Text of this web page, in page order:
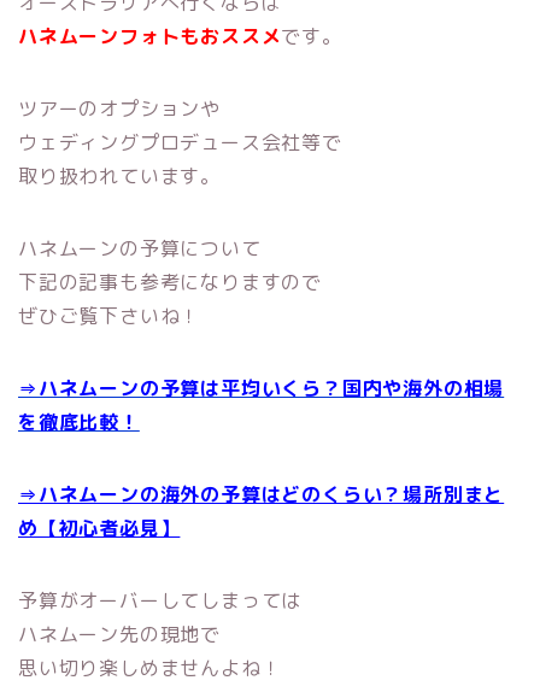
ハネムーンフォトもおススメです。
ツアーのオプションや
ウェディングプロデュース会社等で
取り扱われています。
ハネムーンの予算について
下記の記事も参考になりますので
ぜひご覧下さいね！
⇒ハネムーンの予算は平均いくら？国内や海外の相場
を徹底比較！
⇒ハネムーンの海外の予算はどのくらい？場所別まと
め【初心者必見】
予算がオーバーしてしまっては
ハネムーン先の現地で
思い切り楽しめませんよね！